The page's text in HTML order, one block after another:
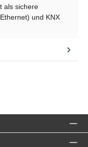
als sichere
und KNX